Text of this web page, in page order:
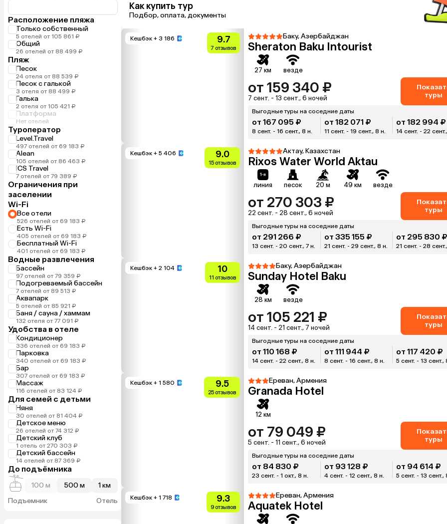
Расположение пляжа
Только собственный
5 отелей от 105 861 ₽
Общий
26 отелей от 88 499 ₽
Пляж
Песок
24 отеля от 88 539 ₽
Песок с галькой
3 отеля от 88 499 ₽
Галька
2 отеля от 105 421 ₽
Платформа
Нет отелей
Туроператор
Level.Travel
497 отелей от 69 183 ₽
Alean
105 отелей от 86 463 ₽
ICS Travel
7 отелей от 79 389 ₽
Ограничения при
заселении
Wi-Fi
Все отели
526 отелей от 69 183 ₽
Есть Wi-Fi
405 отелей от 69 183 ₽
Бесплатный Wi-Fi
401 отелей от 69 183 ₽
Водные развлечения
Бассейн
97 отелей от 79 359 ₽
Подогреваемый бассейн
7 отелей от 89 513 ₽
Аквапарк
5 отелей от 85 921 ₽
Баня / сауна / хаммам
132 отеля от 77 091 ₽
Удобства в отеле
Кондиционер
336 отелей от 69 183 ₽
Парковка
340 отелей от 69 183 ₽
Бар
307 отелей от 69 183 ₽
Массаж
116 отелей от 83 124 ₽
Для семей с детьми
Няня
30 отелей от 81 404 ₽
Детское меню
26 отелей от 74 312 ₽
Детский клуб
1 отель от 270 303 ₽
Детский бассейн
14 отелей от 87 369 ₽
До подъёмника
100 м 500 м
1 км
Подъемник
Отель
Как купить тур
Подбор, оплата, документы
Кешбэк + 3 186 9.7
7 отзывов
Баку, Азербайджан
Sheraton Baku Intourist
27 км везде
от 159 340 ₽
7 сент. - 13 сент., 6 ночей
туры
Выгодные туры на соседние даты
от 167 095 ₽
8 сент. - 16 сент., 8 н.
от 182 071 ₽
11 сент. - 19 сент., 8 н.
от 182 994 ₽
14 сент. - 22
Кешбэк + 5 406 9.0
15 отзывов
Актау, Казахстан
Rixos Water World Aktau
линия песок 20 м 49 км везде
от 270 303 ₽
22 сент. - 28 сент., 6 ночей
туры
Выгодные туры на соседние даты
от 291 266 ₽
13 сент. - 20 сент., 7 н.
от 335 155 ₽
21 сент. - 29 сент., 8 н.
от 295 830 ₽
21 сент. - 28 сент.,
Кешбэк + 2 104 10
11 отзывов
Баку, Азербайджан
Sunday Hotel Baku
28 км везде
от 105 221 ₽
14 сент. - 21 сент., 7 ночей
туры
Выгодные туры на соседние даты
от 110 168 ₽
14 сент. - 22 сент., 8 н.
от 111 944 ₽
8 сент. - 16 сент., 8 н.
от 117 420 ₽
5 сент. - 13 сент.,
Кешбэк + 1 580 9.5
25 отзывов
Ереван, Армения
Granada Hotel
12 км
от 79 049 ₽
5 сент. - 11 сент., 6 ночей
туры
Выгодные туры на соседние даты
от 84 830 ₽
23 сент. - 1 окт., 8 н.
от 93 128 ₽
4 сент. - 12 сент., 8 н.
от 94 614 ₽
5 сент. - 13 сент.,
Кешбэк + 1 718 9.3
9 отзывов
Ереван, Армения
Aquatek Hotel